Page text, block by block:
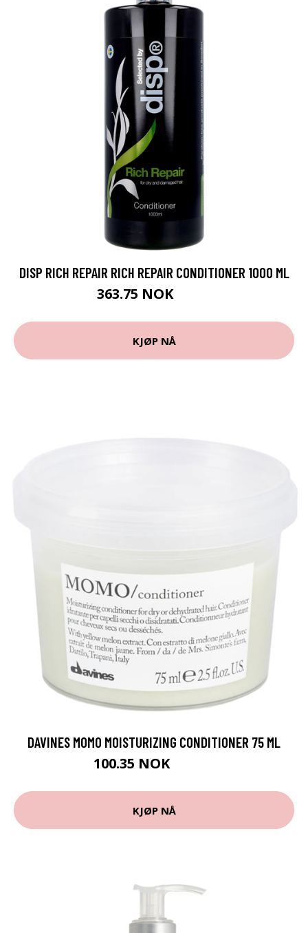
DISP RICH REPAIR RICH REPAIR CONDITIONER 1000 ML
363.75 NOK
KJØP NÅ
DAVINES MOMO MOISTURIZING CONDITIONER 75 ML
100.35 NOK
KJØP NÅ